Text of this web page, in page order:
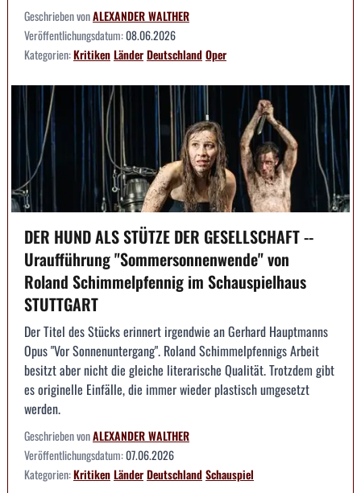
Geschrieben vonALEXANDER WALTHER
Veröffentlichungsdatum:08.06.2026
Kategorien:KritikenLänderDeutschlandOper
DER HUND ALS STÜTZE DER GESELLSCHAFT --
Uraufführung "Sommersonnenwende" von
Roland Schimmelpfennig im Schauspielhaus
STUTTGART
Der Titel des Stücks erinnert irgendwie an Gerhard Hauptmanns
Opus "Vor Sonnenuntergang". Roland Schimmelpfennigs Arbeit
besitzt aber nicht die gleiche literarische Qualität. Trotzdem gibt
es originelle Einfälle, die immer wieder plastisch umgesetzt
werden.
Geschrieben vonALEXANDER WALTHER
Veröffentlichungsdatum:07.06.2026
Kategorien:KritikenLänderDeutschlandSchauspiel